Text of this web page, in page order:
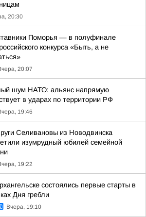
20:30
Поморья — в полуфинале
конкурса «Быть, а не
20:07
шум НАТО: альянс напрямую
в ударах по территории РФ
19:46
Селивановы из Новодвинска
изумрудный юбилей семейной
19:22
состоялись первые старты в
Дня гребли
Вчера, 19:10